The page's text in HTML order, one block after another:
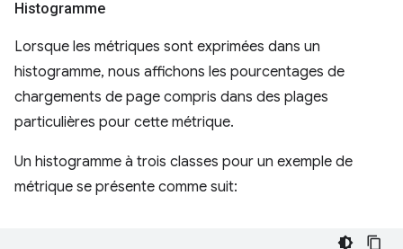
Histogramme
Lorsque les métriques sont exprimées dans un
histogramme, nous affichons les pourcentages de
chargements de page compris dans des plages
particulières pour cette métrique.
Un histogramme à trois classes pour un exemple de
métrique se présente comme suit: